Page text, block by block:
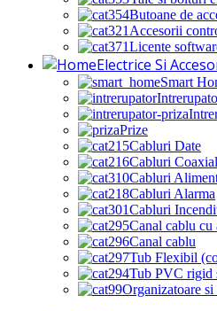
Butoane de
Accesorii
Licente
Electrice Si
Smart
Prize
Cabluri Date
Cabluri
Cabluri
Cabluri Alarma
Cabluri
Canal cablu cu
Canal cablu
Tub Flexibil
Tub PVC rigid
Organizatoare si